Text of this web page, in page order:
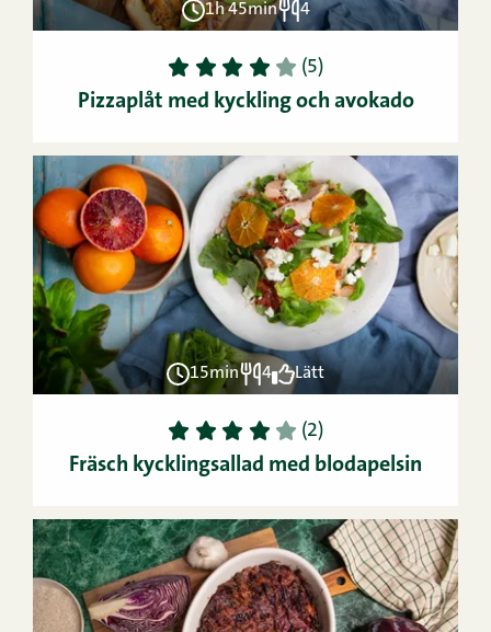
1h 45min 4
1 2 3 4 5 (5)
Pizzaplåt med kyckling och avokado
15min 4 Lätt
1 2 3 4 5 (2)
Fräsch kycklingsallad med blodapelsin